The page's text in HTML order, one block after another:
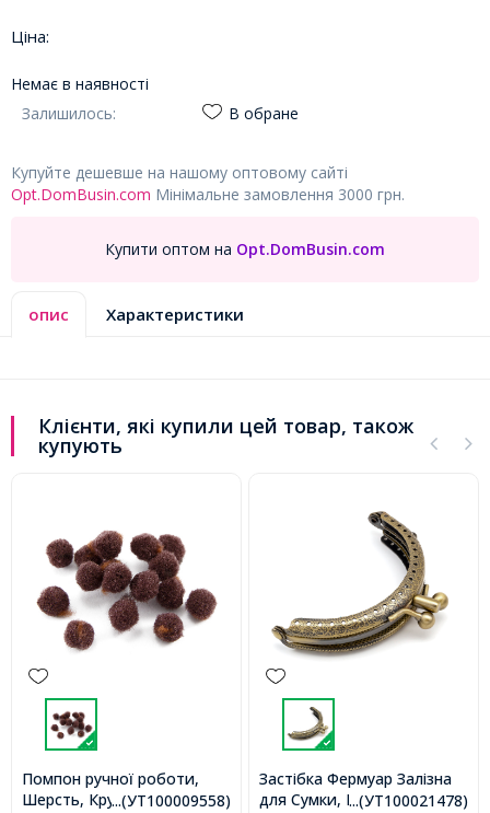
Ціна:
Немає в наявності
Залишилось:
В обране
Купуйте дешевше на нашому оптовому сайті
Opt.DomBusin.com Мінімальне замовлення 3000 грн.
Купити оптом на Opt.DomBusin.com
опис Характеристики
Клієнти, які купили цей товар, також
купують
...(УТ100009558)
Помпон ручної роботи,
Шерсть, Круглі,
...(УТ100021478)
Застібка Фермуар Залізна
для Сумки, Бронза,